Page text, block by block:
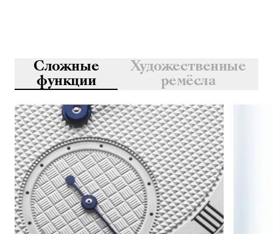
Сложные
функции
Художественные
ремёсла